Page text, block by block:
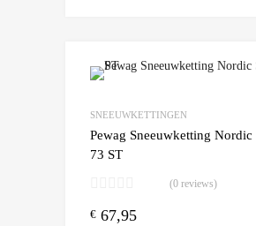
SNEEUWKETTINGEN
Pewag Sneeuwketting Nordic
73 ST
(0 reviews)
€ 67,95